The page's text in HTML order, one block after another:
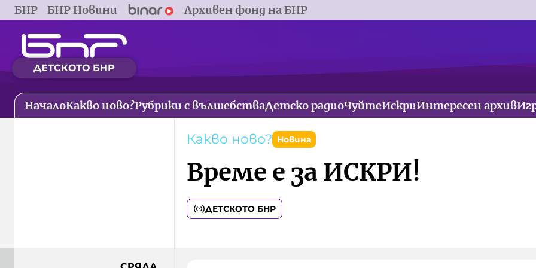
БНР БНР Новини Архивен фонд на БНР
ДЕТСКОТО БНР
НачалоКакво ново?Рубрики с вълшебстваДетско радиоЧуйтеИскриИнтересен архив
Какво ново? Новина
Време е за ИСКРИ!
ДЕТСКОТО БНР